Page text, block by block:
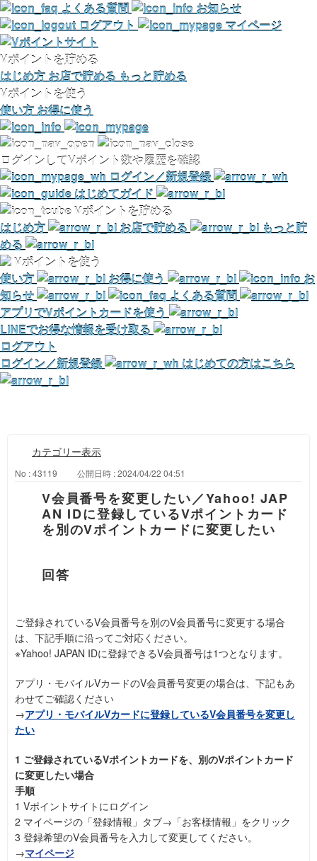
よくある質問
お知らせ
ログアウト
マイページ
Vポイントを貯める
はじめ方 お店で貯める もっと貯める
Vポイントを使う
使い方 お得に使う
ログインしてVポイント数や履歴を確認
ログイン／新規登録
はじめてガイド
Vポイントを貯める
はじめ方
お店で貯める
もっと貯
める
Vポイントを使う
使い方
お得に使う
お
知らせ
よくある質問
アプリでVポイントカードを使う
LINEでお得な情報を受け取る
ログアウト
ログイン／新規登録
はじめての方はこちら
カテゴリー表示
No : 43119 公開日時 : 2024/04/22 04:51
V会員番号を変更したい／Yahoo! JAP
AN IDに登録しているVポイントカード
を別のVポイントカードに変更したい
ご登録されているV会員番号を別のV会員番号に変更する場合
は、下記手順に沿ってご対応ください。
※Yahoo! JAPAN IDに登録できるV会員番号は1つとなります。
アプリ・モバイルVカードのV会員番号変更の場合は、下記もあ
わせてご確認ください
→アプリ・モバイルVカードに登録しているV会員番号を変更し
たい
1 ご登録されているVポイントカードを、別のVポイントカード
に変更したい場合
手順
1 Vポイントサイトにログイン
2 マイページの「登録情報」タブ→「お客様情報」をクリック
3 登録希望のV会員番号を入力して変更してください。
→マイページ